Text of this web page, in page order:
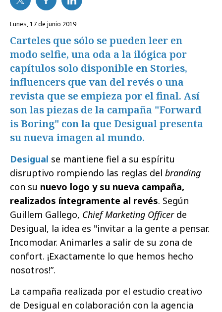
lunes, 17 de junio 2019
Carteles que sólo se pueden leer en
modo selfie, una oda a la ilógica por
capítulos solo disponible en Stories,
influencers que van del revés o una
revista que se empieza por el final. Así
son las piezas de la campaña "Forward
is Boring" con la que Desigual presenta
su nueva imagen al mundo.
Desigual se mantiene fiel a su espíritu
disruptivo rompiendo las reglas del branding
con su nuevo logo y su nueva campaña,
realizados íntegramente al revés. Según
Guillem Gallego, Chief Marketing Officerde
Desigual, la idea es "invitar a la gente a pensar.
Incomodar. Animarles a salir de su zona de
confort. ¡Exactamente lo que hemos hecho
nosotros!”.
La campaña realizada por el estudio creativo
de Desigual en colaboración con la agencia